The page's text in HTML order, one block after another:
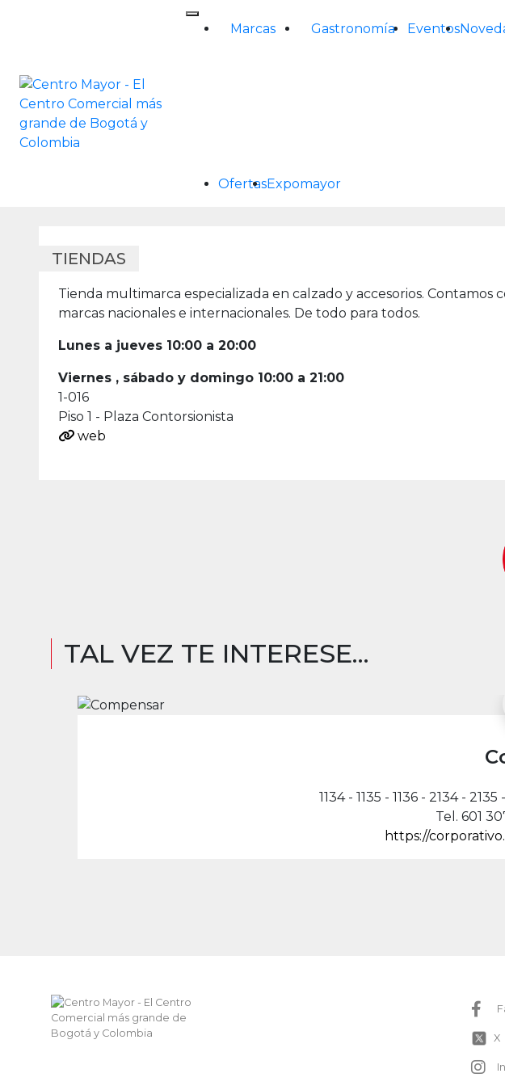
Marcas Gastronomía Eventos
OfertasExpomayor
TIENDAS
Tienda multimarca especializada en calzado y accesorios. Contamos
marcas nacionales e internacionales. De todo para todos.
Lunes a jueves 10:00 a 20:00
Viernes , sábado y domingo 10:00 a 21:00
1-016
Piso 1 - Plaza Contorsionista
web
TAL VEZ TE INTERESE...
1134 - 1135 - 1136 - 2134 -
Tel. 601
https://
X